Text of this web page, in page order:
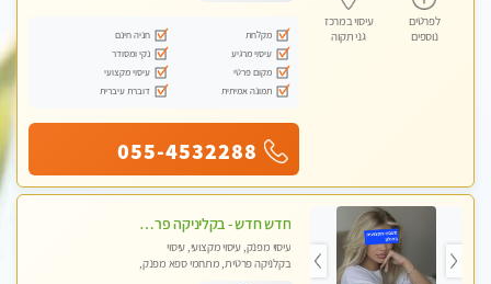
לפרטים
נוספים
עיסוי במרכז
גני תקוה
מקלחת
חניה חינם
עיסוי מרגיע
נקי ומסודר
מקום פרטי
עיסוי מקצועי
תמונה אמיתית
דוברת עיברית
055-4532288
חדש חדש - בקליניקה פרטית בחולון עיסוי לחידוש אנרגיות עיסוי חלומי מומלץ מאוד-ללא מין! highly recommended new in the city
עיסוי מפנק, עיסוי מקצועי, עיסוי
בקלניקה פרטית, מתחמי ספא מפנק,